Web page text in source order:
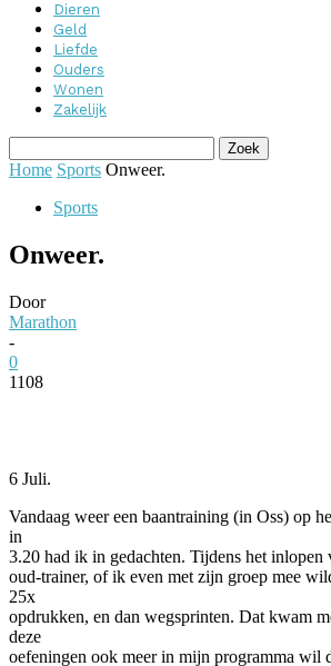
Dieren
Geld
Liefde
Ouders
Wonen
Zakelijk
Home Sports Onweer.
Sports
Onweer.
Door
Marathon
-
0
1108
6 Juli.
Vandaag weer een baantraining (in Oss) op
in
3.20 had ik in gedachten. Tijdens het inlopen
oud-trainer, of ik even met zijn groep mee
25x
opdrukken, en dan wegsprinten. Dat kwam
deze
oefeningen ook meer in mijn programma wil